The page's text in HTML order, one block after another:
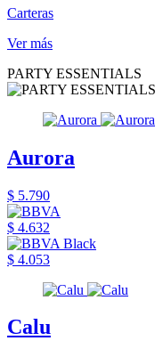
Carteras
Ver más
PARTY ESSENTIALS
Aurora
$ 5.790
$ 4.632
$ 4.053
Calu